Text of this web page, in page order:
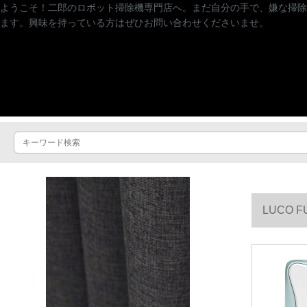
ようこそ！二郎のロボット掃除機専門店へ。まだ自分の手で、嫌な
ます。興味を持っている方はぜひお問い合わせくださいませ。
LUCO